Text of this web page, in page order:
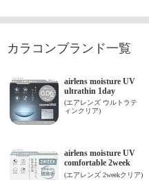
カラコンブランド一覧